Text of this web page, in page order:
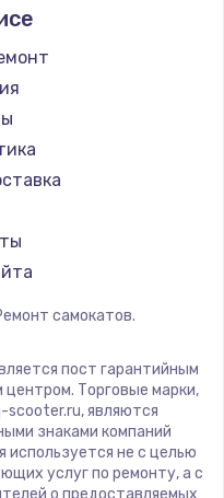
самокатов.
пост гарантийным
Торговые марки,
scooter.ru, являются
знаками компаний
используется не с целью
услуг по ремонту, а с
о предоставляемых